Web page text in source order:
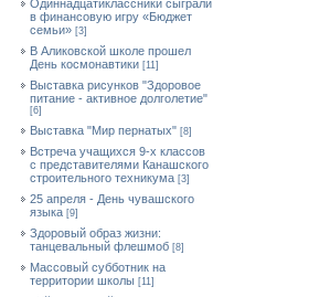
Одиннадцатиклассники сыграли
в финансовую игру «Бюджет
семьи» [3]
В Аликовской школе прошел
День космонавтики [11]
Выставка рисунков "Здоровое
питание - активное долголетие"
[6]
Выставка "Мир пернатых" [8]
Встреча учащихся 9-х классов
с представителями Канашского
строительного техникума [3]
25 апреля - День чувашского
языка [9]
Здоровый образ жизни:
танцевальный флешмоб [8]
Массовый субботник на
территории школы [11]